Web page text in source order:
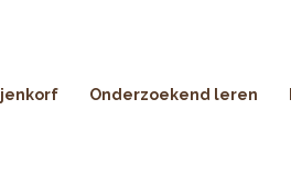
Onderzoekend leren